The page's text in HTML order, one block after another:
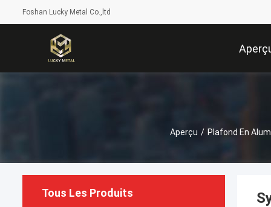
Foshan Lucky Metal Co.,ltd
Aperçu / Plafond En
Tous Les Produits